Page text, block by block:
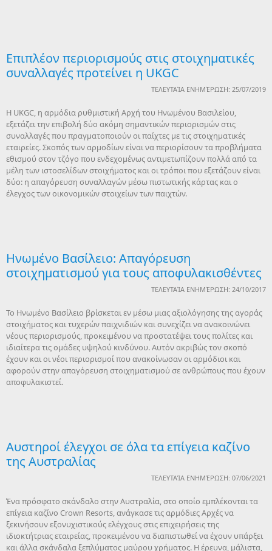
Επιπλέον περιορισμούς στις στοιχηματικές
συναλλαγές προτείνει η UKGC
ΤΕΛΕΥΤΑΊΑ ΕΝΗΜΈΡΩΣΗ: 25/07/2019
Η UKGC, η αρμόδια ρυθμιστική Αρχή του Ηνωμένου Βασιλείου,
εξετάζει την επιβολή δύο ακόμη σημαντικών περιορισμών στις
συναλλαγές που πραγματοποιούν οι παίχτες με τις στοιχηματικές
εταιρείες. Σκοπός των αρμοδίων είναι να περιορίσουν τα προβλήματα
εθισμού στον τζόγο που ενδεχομένως αντιμετωπίζουν πολλά από τα
μέλη των ιστοσελίδων στοιχήματος και οι τρόποι που εξετάζουν είναι
δύο: η απαγόρευση συναλλαγών μέσω πιστωτικής κάρτας και ο
έλεγχος των οικονομικών στοιχείων των παιχτών.
Ηνωμένο Βασίλειο: Απαγόρευση
στοιχηματισμού για τους αποφυλακισθέντες
ΤΕΛΕΥΤΑΊΑ ΕΝΗΜΈΡΩΣΗ: 24/10/2017
Το Ηνωμένο Βασίλειο βρίσκεται εν μέσω μιας αξιολόγησης της αγοράς
στοιχήματος και τυχερών παιχνιδιών και συνεχίζει να ανακοινώνει
νέους περιορισμούς, προκειμένου να προστατέψει τους πολίτες και
ιδιαίτερα τις ομάδες υψηλού κινδύνου. Αυτόν ακριβώς τον σκοπό
έχουν και οι νέοι περιορισμοί που ανακοίνωσαν οι αρμόδιοι και
αφορούν στην απαγόρευση στοιχηματισμού σε ανθρώπους που έχουν
αποφυλακιστεί.
Αυστηροί έλεγχοι σε όλα τα επίγεια καζίνο
της Αυστραλίας
ΤΕΛΕΥΤΑΊΑ ΕΝΗΜΈΡΩΣΗ: 07/06/2021
Ένα πρόσφατο σκάνδαλο στην Αυστραλία, στο οποίο εμπλέκονται τα
επίγεια καζίνο Crown Resorts, ανάγκασε τις αρμόδιες Αρχές να
ξεκινήσουν εξονυχιστικούς ελέγχους στις επιχειρήσεις της
ιδιοκτήτριας εταιρείας, προκειμένου να διαπιστωθεί να έχουν υπάρξει
και άλλα σκάνδαλα ξεπλύματος μαύρου χρήματος. Η έρευνα, μάλιστα,